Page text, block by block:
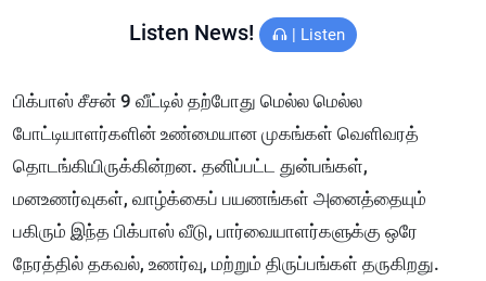
Listen News! | Listen
பிக்பாஸ் சீசன் 9 வீட்டில் தற்போது மெல்ல மெல்ல
போட்டியாளர்களின் உண்மையான முகங்கள் வெளிவரத்
தொடங்கியிருக்கின்றன. தனிப்பட்ட துன்பங்கள்,
மனஉணர்வுகள், வாழ்க்கைப் பயணங்கள் அனைத்தையும்
பகிரும் இந்த பிக்பாஸ் வீடு, பார்வையாளர்களுக்கு ஒரே
நேரத்தில் தகவல், உணர்வு, மற்றும் திருப்பங்கள் தருகிறது.